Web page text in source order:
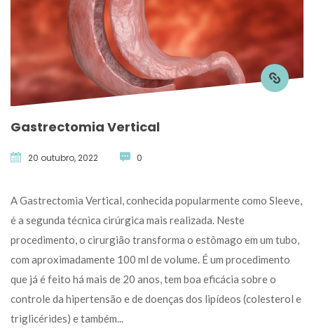
Gastrectomia Vertical
20 outubro, 2022 0
A Gastrectomia Vertical, conhecida popularmente como Sleeve,
é a segunda técnica cirúrgica mais realizada. Neste
procedimento, o cirurgião transforma o estômago em um tubo,
com aproximadamente 100 ml de volume. É um procedimento
que já é feito há mais de 20 anos, tem boa eficácia sobre o
controle da hipertensão e de doenças dos lipídeos (colesterol e
triglicérides) e também...